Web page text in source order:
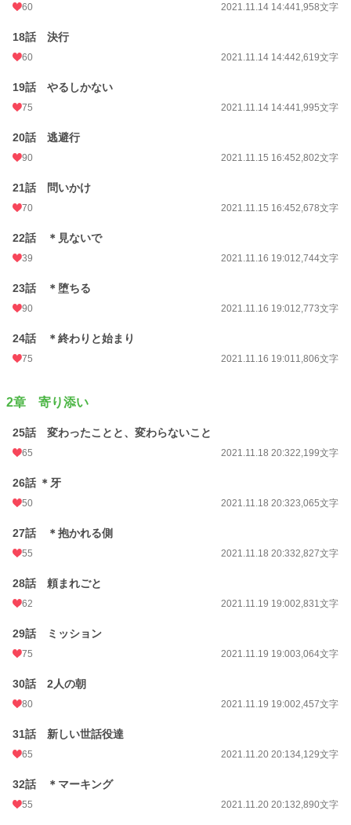
60 2021.11.14 14:441,958文字
18話 決行
60 2021.11.14 14:442,619文字
19話 やるしかない
75 2021.11.14 14:441,995文字
20話 逃避行
90 2021.11.15 16:452,802文字
21話 問いかけ
70 2021.11.15 16:452,678文字
22話 ＊見ないで
39 2021.11.16 19:012,744文字
23話 ＊堕ちる
90 2021.11.16 19:012,773文字
24話 ＊終わりと始まり
75 2021.11.16 19:011,806文字
2章 寄り添い
25話 変わったことと、変わらないこと
65 2021.11.18 20:322,199文字
26話 ＊牙
50 2021.11.18 20:323,065文字
27話 ＊抱かれる側
55 2021.11.18 20:332,827文字
28話 頼まれごと
62 2021.11.19 19:002,831文字
29話 ミッション
75 2021.11.19 19:003,064文字
30話 2人の朝
80 2021.11.19 19:002,457文字
31話 新しい世話役達
65 2021.11.20 20:134,129文字
32話 ＊マーキング
55 2021.11.20 20:132,890文字